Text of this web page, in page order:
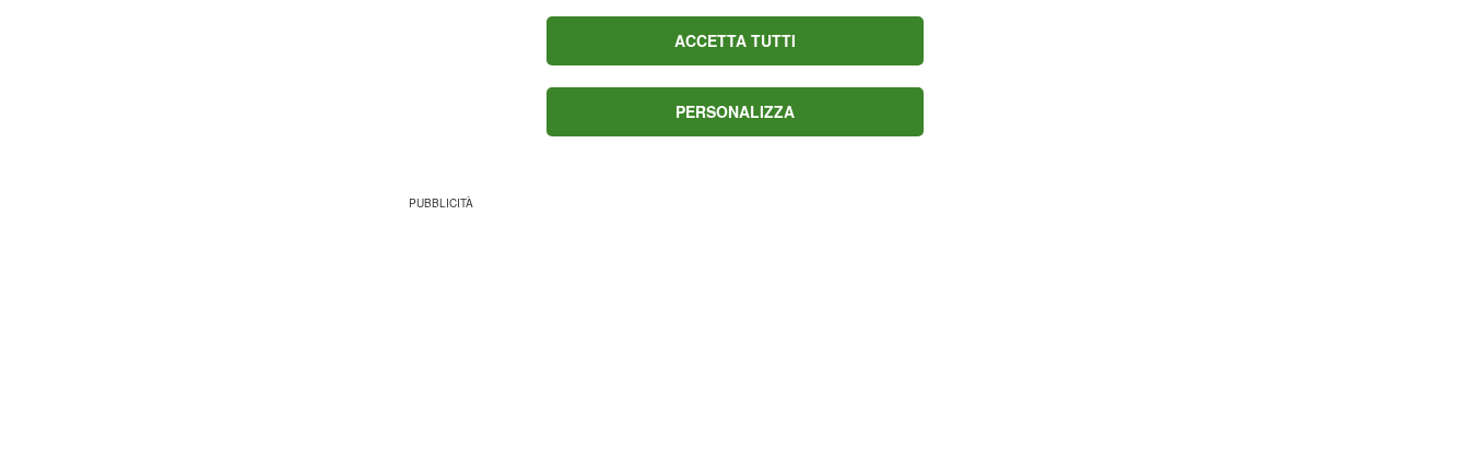
sulla panchina nerazzurra. "Sono spesso in contatto con
ricordi da giocatore e mi son posto l'obiettivo di tornarci da
allenatore", le sue dichiarazioni risalenti a qualche mese fa.
ACCETTA TUTTI
PERSONALIZZA